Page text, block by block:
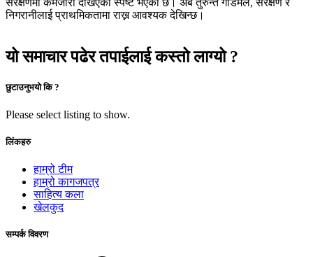
निगरानीलाई प्राथमिकतामा राख्न आवश्यक देखिन्छ।
यो समाचार पढेर तपाईलाई कस्तो लाग्यो ?
छुटाउनुभयो कि ?
Please select listing to show.
लिंकहरु
हाम्रो टीम
हाम्रो कागजपत्र
साहित्य कला
खेलकुद
सम्पर्क विवरण